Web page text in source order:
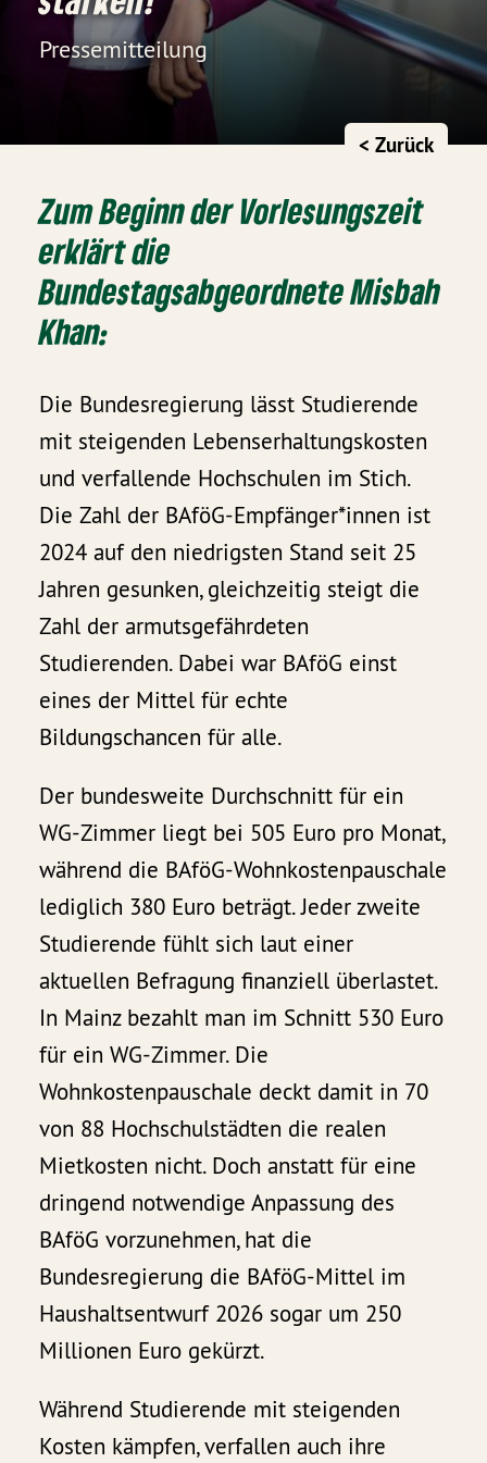
Pressemitteilung
< Zurück
Zum Beginn der Vorlesungszeit
erklärt die
Bundestagsabgeordnete Misbah
Khan:
Die Bundesregierung lässt Studierende
mit steigenden Lebenserhaltungskosten
und verfallende Hochschulen im Stich.
Die Zahl der BAföG-Empfänger*innen ist
2024 auf den niedrigsten Stand seit 25
Jahren gesunken, gleichzeitig steigt die
Zahl der armutsgefährdeten
Studierenden. Dabei war BAföG einst
eines der Mittel für echte
Bildungschancen für alle.
Der bundesweite Durchschnitt für ein
WG-Zimmer liegt bei 505 Euro pro Monat,
während die BAföG-Wohnkostenpauschale
lediglich 380 Euro beträgt. Jeder zweite
Studierende fühlt sich laut einer
aktuellen Befragung finanziell überlastet.
In Mainz bezahlt man im Schnitt 530 Euro
für ein WG-Zimmer. Die
Wohnkostenpauschale deckt damit in 70
von 88 Hochschulstädten die realen
Mietkosten nicht. Doch anstatt für eine
dringend notwendige Anpassung des
BAföG vorzunehmen, hat die
Bundesregierung die BAföG-Mittel im
Haushaltsentwurf 2026 sogar um 250
Millionen Euro gekürzt.
Während Studierende mit steigenden
Kosten kämpfen, verfallen auch ihre